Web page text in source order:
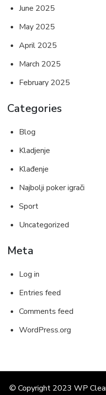
June 2025
May 2025
April 2025
March 2025
February 2025
Categories
Blog
Kladjenje
Klađenje
Najbolji poker igrači
Sport
Uncategorized
Meta
Log in
Entries feed
Comments feed
WordPress.org
© Copyright 2023 WP